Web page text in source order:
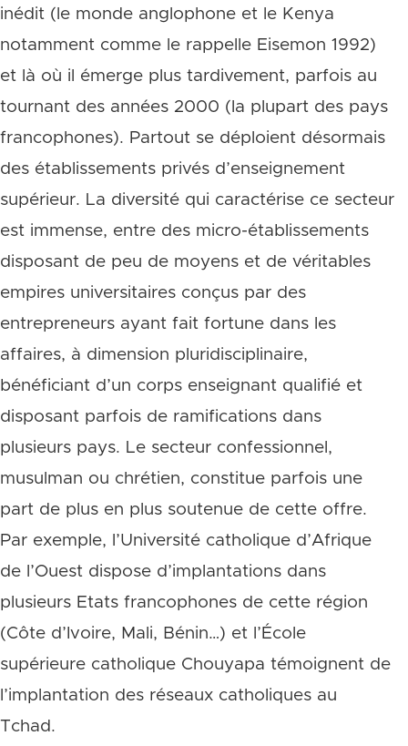
inédit (le monde anglophone et le Kenya
notamment comme le rappelle Eisemon 1992)
et là où il émerge plus tardivement, parfois au
tournant des années 2000 (la plupart des pays
francophones). Partout se déploient désormais
des établissements privés d’enseignement
supérieur. La diversité qui caractérise ce secteur
est immense, entre des micro-établissements
disposant de peu de moyens et de véritables
empires universitaires conçus par des
entrepreneurs ayant fait fortune dans les
affaires, à dimension pluridisciplinaire,
bénéficiant d’un corps enseignant qualifié et
disposant parfois de ramifications dans
plusieurs pays. Le secteur confessionnel,
musulman ou chrétien, constitue parfois une
part de plus en plus soutenue de cette offre.
Par exemple, l’Université catholique d’Afrique
de l’Ouest dispose d’implantations dans
plusieurs Etats francophones de cette région
(Côte d’Ivoire, Mali, Bénin…) et l’École
supérieure catholique Chouyapa témoignent de
l’implantation des réseaux catholiques au
Tchad.